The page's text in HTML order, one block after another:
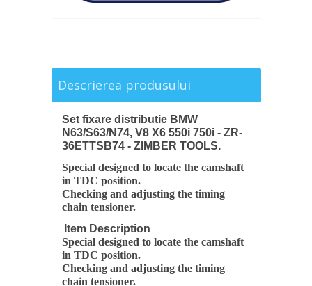
Descrierea produsului
Set fixare distributie BMW
N63/S63/N74, V8 X6 550i 750i - ZR-
36ETTSB74 - ZIMBER TOOLS.
Special designed to locate the camshaft
in TDC position.
Checking and adjusting the timing
chain tensioner.
Item Description
Special designed to locate the camshaft
in TDC position.
Checking and adjusting the timing
chain tensioner.